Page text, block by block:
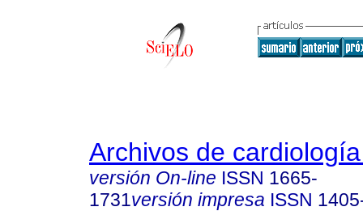
Archivos de
versión On-line ISSN 1665-
1731versión impresa ISSN